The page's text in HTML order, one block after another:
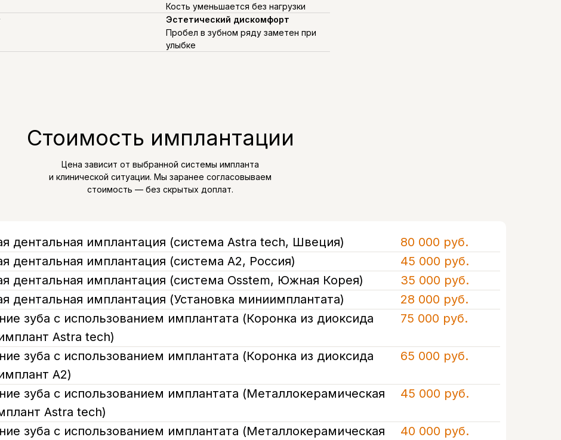
Кость уменьшается без нагрузки
Эстетический дискомфорт
Пробел в зубном ряду заметен при
улыбке
дентальная имплантация (система Astra tech, Швеция) 80 000 руб.
дентальная имплантация (система А2, Россия) 45 000 руб.
дентальная имплантация (система Osstem, Южная Корея) 35 000 руб.
дентальная имплантация (Установка миниимплантата) 28 000 руб.
зуба с использованием имплантата (Коронка из диоксида
Astra tech)
75 000 руб.
зуба с использованием имплантата (Коронка из диоксида
A2)
65 000 руб.
зуба с использованием имплантата (Металлокерамическая
Astra tech)
45 000 руб.
зуба с использованием имплантата (Металлокерамическая
40 000 руб.
Цена зависит от выбранной системы импланта
и клинической ситуации. Мы заранее согласовываем
стоимость — без скрытых доплат.
Стоимость имплантации